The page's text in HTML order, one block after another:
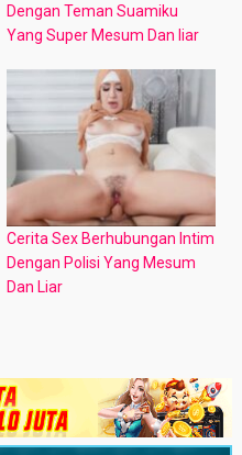
Dengan Teman Suamiku
Yang Super Mesum Dan liar
Cerita Sex Berhubungan Intim
Dengan Polisi Yang Mesum
Dan Liar